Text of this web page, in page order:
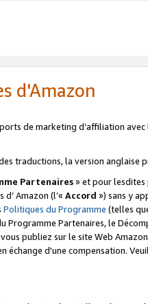
d'Amazon
de marketing d’affiliation
traductions, la version anglaise
Partenaires» et pour lesdites
Amazon (l’« Accord ») sans y
Politiques du Programme (telles
Programme Partenaires, le
publiez sur le site Web
échange d'une compensation.